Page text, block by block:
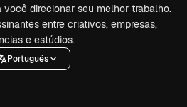
direcionar seu melhor trabalho.
entre criativos, empresas,
e estúdios.
Português